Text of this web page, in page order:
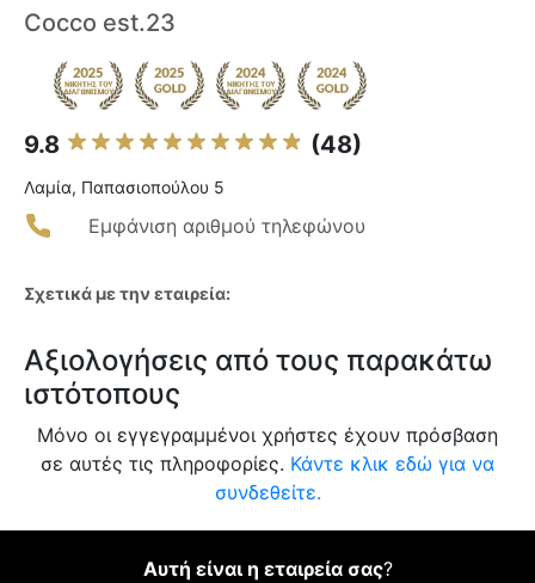
Cocco est.23
9.8 (48)
Λαμία, Παπασιοπούλου 5
Εμφάνιση αριθμού τηλεφώνου
Σχετικά με την εταιρεία:
Αξιολογήσεις από τους παρακάτω
ιστότοπους
Μόνο οι εγγεγραμμένοι χρήστες έχουν πρόσβαση
σε αυτές τις πληροφορίες. Κάντε κλικ εδώ για να
συνδεθείτε.
Αυτή είναι η εταιρεία σας?